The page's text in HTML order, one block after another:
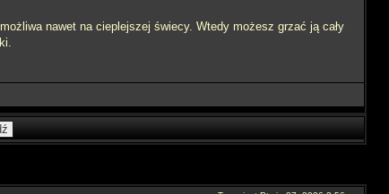
nawet na cieplejszej świecy. Wtedy możesz grzać ją cały